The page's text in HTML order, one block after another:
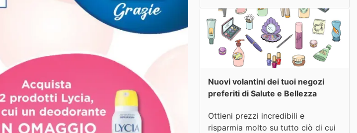
Nuovi volantini dei tuoi negozi
preferiti di Salute e Bellezza
Ottieni prezzi incredibili e
risparmia molto su tutto ciò di cui